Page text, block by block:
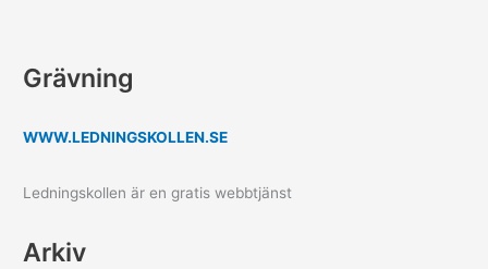
Grävning
WWW.LEDNINGSKOLLEN.SE
Ledningskollen är en gratis webbtjänst
Arkiv